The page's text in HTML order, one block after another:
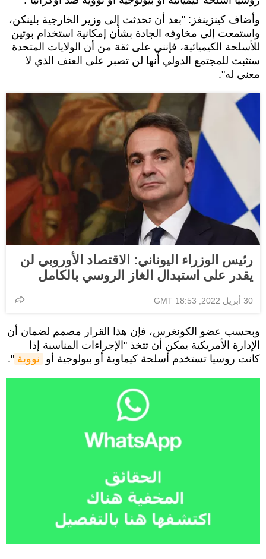
وأضاف كينزينغز: "بعد أن تحدثت إلى وزير الخارجية بلينكن،
واستمعت إلى مخاوفه الجادة بشأن إمكانية استخدام بوتين
للأسلحة الكيميائية، فإنني على ثقة من أن الولايات المتحدة
ستثبت للمجتمع الدولي أنها لن تصبر على العنف الذي لا
معنى له".
رئيس الوزراء اليوناني: الاقتصاد الأوروبي لن
يقدر على استبدال الغاز الروسي بالكامل
30 أبريل 2022, 18:53 GMT
وبحسب عضو الكونغرس، فإن هذا القرار مصمم لضمان أن
الإدارة الأمريكية يمكن أن تتخذ "الإجراءات المناسبة إذا
كانت روسيا تستخدم أسلحة كيماوية أو بيولوجية أو نووية ".